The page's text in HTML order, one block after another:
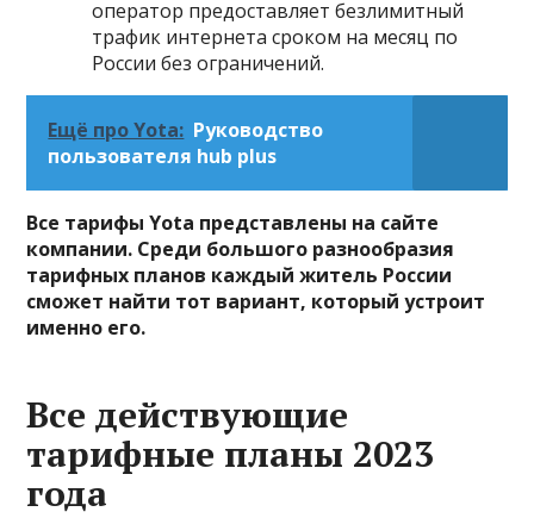
оператор предоставляет безлимитный
трафик интернета сроком на месяц по
России без ограничений.
Ещё про Yota: Руководство
пользователя hub plus
Все тарифы Yota представлены на сайте
компании. Среди большого разнообразия
тарифных планов каждый житель России
сможет найти тот вариант, который устроит
именно его.
Все действующие
тарифные планы 2023
года